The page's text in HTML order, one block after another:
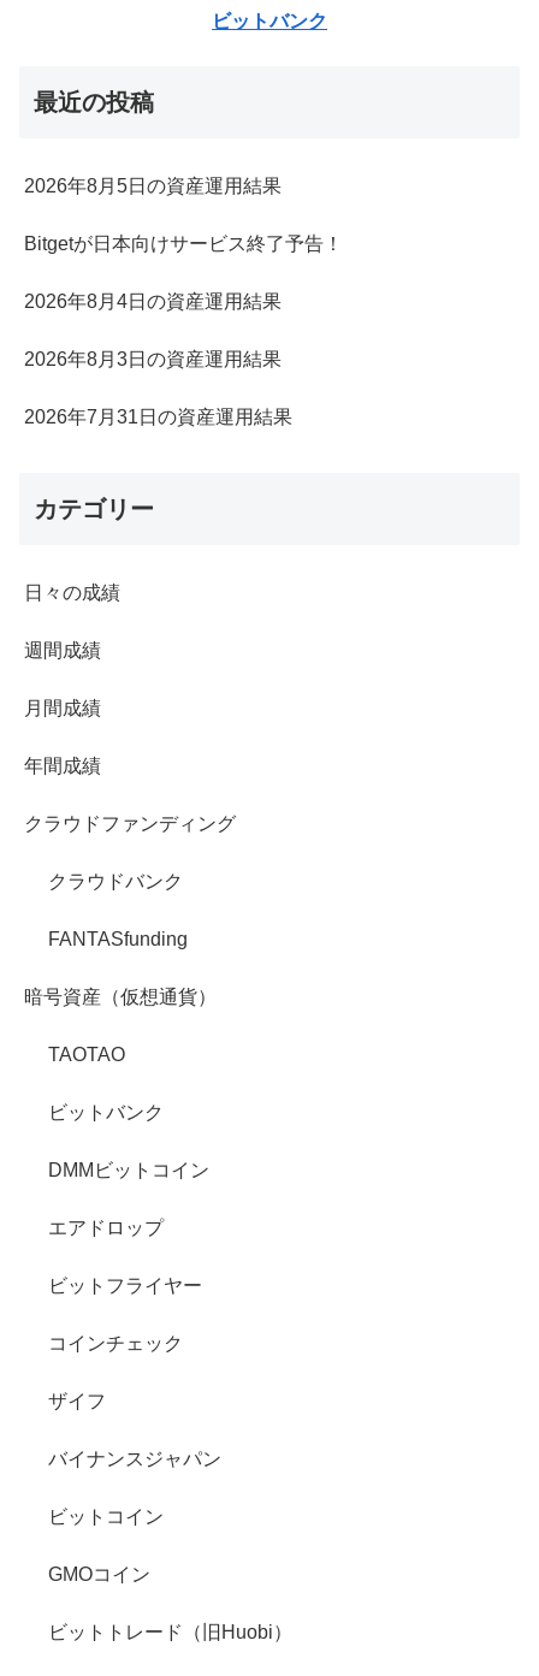
ビットバンク
最近の投稿
2026年8月5日の資産運用結果
Bitgetが日本向けサービス終了予告！
2026年8月4日の資産運用結果
2026年8月3日の資産運用結果
2026年7月31日の資産運用結果
カテゴリー
日々の成績
週間成績
月間成績
年間成績
クラウドファンディング
クラウドバンク
FANTASfunding
暗号資産（仮想通貨）
TAOTAO
ビットバンク
DMMビットコイン
エアドロップ
ビットフライヤー
コインチェック
ザイフ
バイナンスジャパン
ビットコイン
GMOコイン
ビットトレード（旧Huobi）